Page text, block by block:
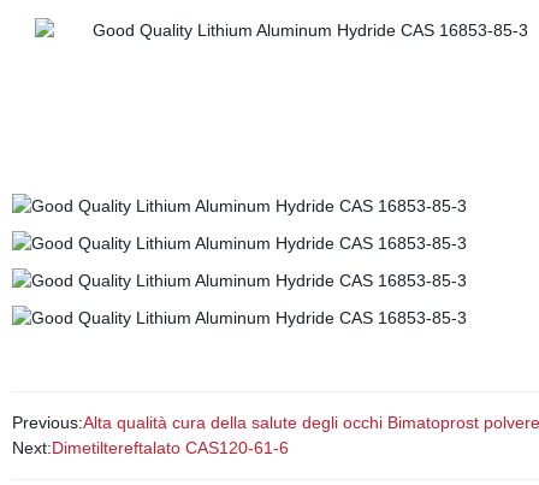
Previous:Alta qualità cura della salute degli occhi Bimatoprost polvere
Next:Dimetiltereftalato CAS120-61-6